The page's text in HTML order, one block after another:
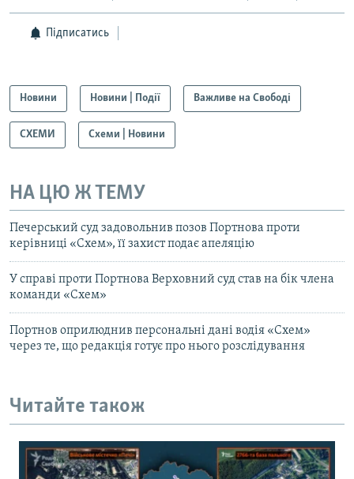
Підписатись
Новини Новини | Події Важливе на Свободі
СХЕМИ Схеми | Новини
НА ЦЮ Ж ТЕМУ
Печерський суд задовольнив позов Портнова проти
керівниці «Схем», її захист подає апеляцію
У справі проти Портнова Верховний суд став на бік члена
команди «Схем»
Портнов оприлюднив персональні дані водія «Схем»
через те, що редакція готує про нього розслідування
Читайте також